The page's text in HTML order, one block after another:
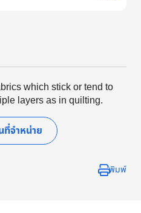
which stick or tend to
layers as in quilting.
ที่จำหน่าย
พิมพ์